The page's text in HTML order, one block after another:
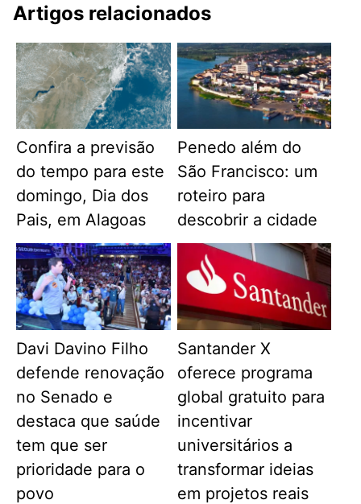
Artigos relacionados
Confira a previsão
do tempo para este
domingo, Dia dos
Pais, em Alagoas
Penedo além do
São Francisco: um
roteiro para
descobrir a cidade
Davi Davino Filho
defende renovação
no Senado e
destaca que saúde
tem que ser
prioridade para o
povo
Santander X
oferece programa
global gratuito para
incentivar
universitários a
transformar ideias
em projetos reais